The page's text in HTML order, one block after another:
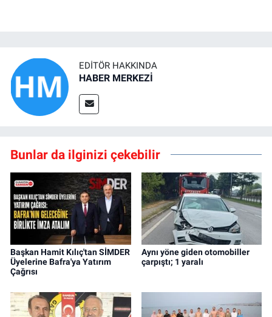
EDITÖR HAKKINDA
HABER MERKEZİ
Bunlar da ilginizi çekebilir
Başkan Hamit Kılıç'tan SİMDER
Üyelerine Bafra'ya Yatırım
Çağrısı
Aynı yöne giden otomobiller
çarpıştı; 1 yaralı